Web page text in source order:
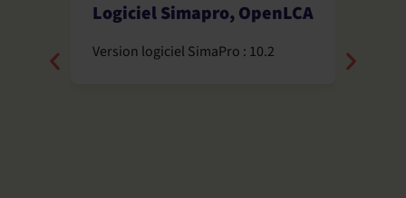
Logiciel Simapro, OpenLCA
Version logiciel SimaPro : 10.2